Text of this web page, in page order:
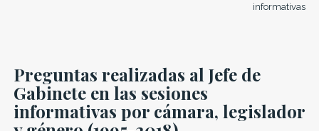
informativas
Preguntas realizadas al Jefe de
Gabinete en las sesiones
informativas por cámara, legislador